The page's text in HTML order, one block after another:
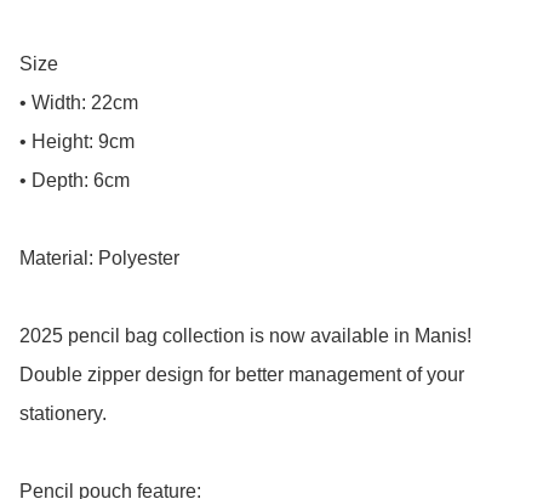
Size
• Width: 22cm
• Height: 9cm
• Depth: 6cm
Material: Polyester
2025 pencil bag collection is now available in Manis!
Double zipper design for better management of your
stationery.
Pencil pouch feature: